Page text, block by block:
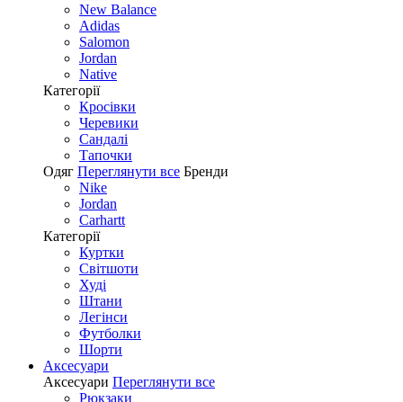
New Balance
Adidas
Salomon
Jordan
Native
Категорії
Кросівки
Черевики
Сандалі
Tапочки
Одяг Переглянути все Бренди
Nike
Jordan
Carhartt
Категорії
Куртки
Світшоти
Худі
Штани
Легінси
Футболки
Шорти
Аксесуари
Аксесуари Переглянути все
Рюкзаки